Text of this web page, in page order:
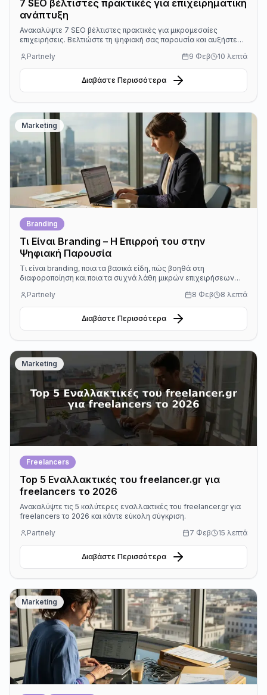
7 SEO βέλτιστες πρακτικές για επιχειρηματική
ανάπτυξη
Ανακαλύψτε 7 SEO βέλτιστες πρακτικές για μικρομεσαίες
επιχειρήσεις. Βελτιώστε τη ψηφιακή σας παρουσία και αυξήστε
Partnely
9 Φεβ 10 λεπτά
Διαβάστε Περισσότερα
Marketing
Branding
Τι Είναι Branding – Η Επιρροή του στην
Ψηφιακή Παρουσία
Τι είναι branding, ποια τα βασικά είδη, πώς βοηθά στη
διαφοροποίηση και ποια τα συχνά λάθη μικρών επιχειρήσεων
Partnely
8 Φεβ 8 λεπτά
Διαβάστε Περισσότερα
Marketing
Freelancers
Top 5 Εναλλακτικές του freelancer.gr για
freelancers το 2026
Ανακαλύψτε τις 5 καλύτερες εναλλακτικές του freelancer.gr για
freelancers το 2026 και κάντε εύκολη σύγκριση.
Partnely
7 Φεβ 15 λεπτά
Διαβάστε Περισσότερα
Marketing